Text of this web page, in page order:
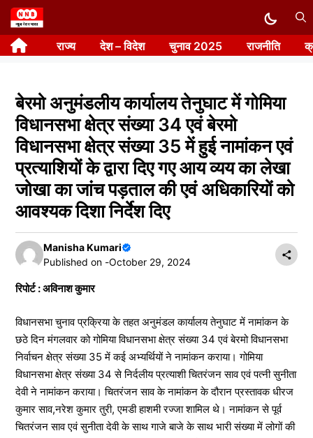
Skip
to
content राज्य देश – विदेश चुनाव 2025 राजनीति
बेरमो अनुमंडलीय कार्यालय तेनुघाट में गोमिया
विधानसभा क्षेत्र संख्या 34 एवं बेरमो
विधानसभा क्षेत्र संख्या 35 में हुई नामांकन एवं
प्रत्याशियों के द्वारा दिए गए आय व्यय का लेखा
जोखा का जांच पड़ताल की एवं अधिकारियों को
आवश्यक दिशा निर्देश दिए
Manisha Kumari
Published on -October 29, 2024
रिपोर्ट : अविनाश कुमार
विधानसभा चुनाव प्रक्रिया के तहत अनुमंडल कार्यालय तेनुघाट में नामांकन के
छठे दिन मंगलवार को गोमिया विधानसभा क्षेत्र संख्या 34 एवं बेरमो विधानसभा
निर्वाचन क्षेत्र संख्या 35 में कई अभ्यर्थियों ने नामांकन कराया। गोमिया
विधानसभा क्षेत्र संख्या 34 से निर्दलीय प्रत्याशी चितरंजन साव एवं पत्नी सुनीता
देवी ने नामांकन कराया। चितरंजन साव के नामांकन के दौरान प्रस्तावक धीरज
कुमार साव,नरेश कुमार तुरी, एमडी हाशमी रज्जा शामिल थे। नामांकन से पूर्व
चितरंजन साव एवं सुनीता देवी के साथ गाजे बाजे के साथ भारी संख्या में लोगों की